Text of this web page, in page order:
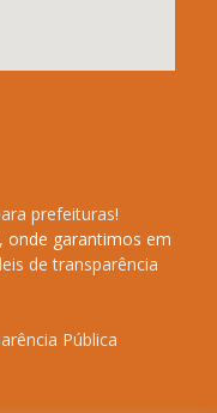
prefeituras!
onde garantimos em
leis de transparência
Pública